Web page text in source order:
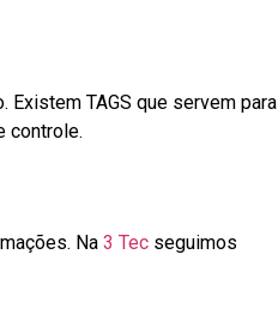
TAGS que servem para
controle.
Na 3 Tec seguimos